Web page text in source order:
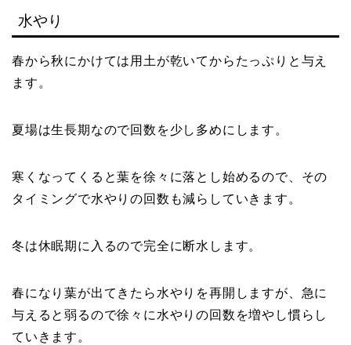
水やり
春から秋にかけては用土が乾いてからたっぷりと与え
ます。
夏場は生長期なので回数を少し多めにします。
寒くなってくると葉を徐々に落とし始めるので、その
タイミングで水やりの回数も減らしていきます。
冬は休眠期に入るので完全に断水します。
春になり葉が出てきたら水やりを再開しますが、急に
与えると弱るので徐々に水やりの回数を増やし慣らし
ていきます。